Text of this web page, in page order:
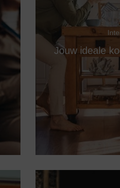
Jouw ideale